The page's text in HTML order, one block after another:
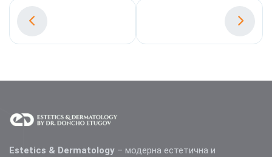
Estetics & Dermatology – модерна естетична и